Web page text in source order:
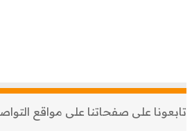
تابعونا على صفحاتنا على مواقع